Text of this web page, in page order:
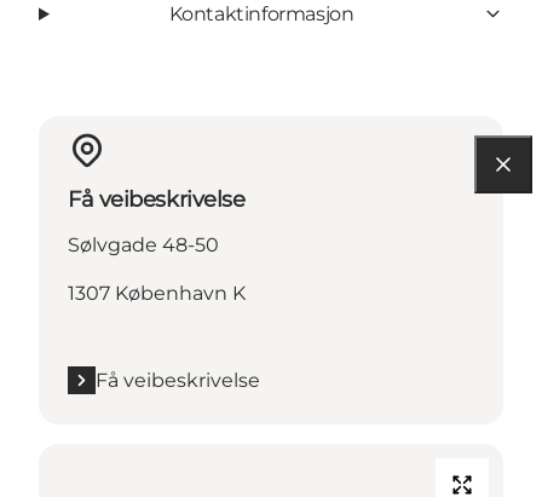
Kontaktinformasjon
Få veibeskrivelse
Sølvgade 48-50
1307 København K
Få veibeskrivelse